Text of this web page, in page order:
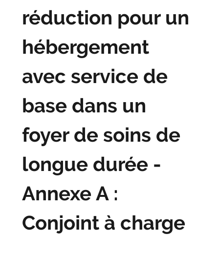
réduction pour un
hébergement
avec service de
base dans un
foyer de soins de
longue durée -
Annexe A :
Conjoint à charge